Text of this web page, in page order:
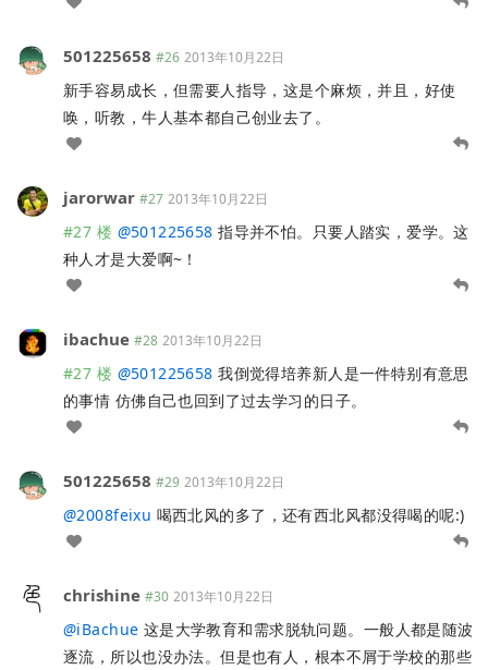
501225658 #26 2013年10月22日
新手容易成长，但需要人指导，这是个麻烦，并且，好使
唤，听教，牛人基本都自己创业去了。
jarorwar #27 2013年10月22日
#27 楼 @501225658 指导并不怕。只要人踏实，爱学。这
种人才是大爱啊~！
ibachue #28 2013年10月22日
#27 楼 @501225658 我倒觉得培养新人是一件特别有意思
的事情 仿佛自己也回到了过去学习的日子。
501225658 #29 2013年10月22日
@2008feixu 喝西北风的多了，还有西北风都没得喝的呢:)
chrishine #30 2013年10月22日
@iBachue 这是大学教育和需求脱轨问题。一般人都是随波
逐流，所以也没办法。但是也有人，根本不屑于学校的那些